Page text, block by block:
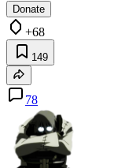
Donate
+68
149
78